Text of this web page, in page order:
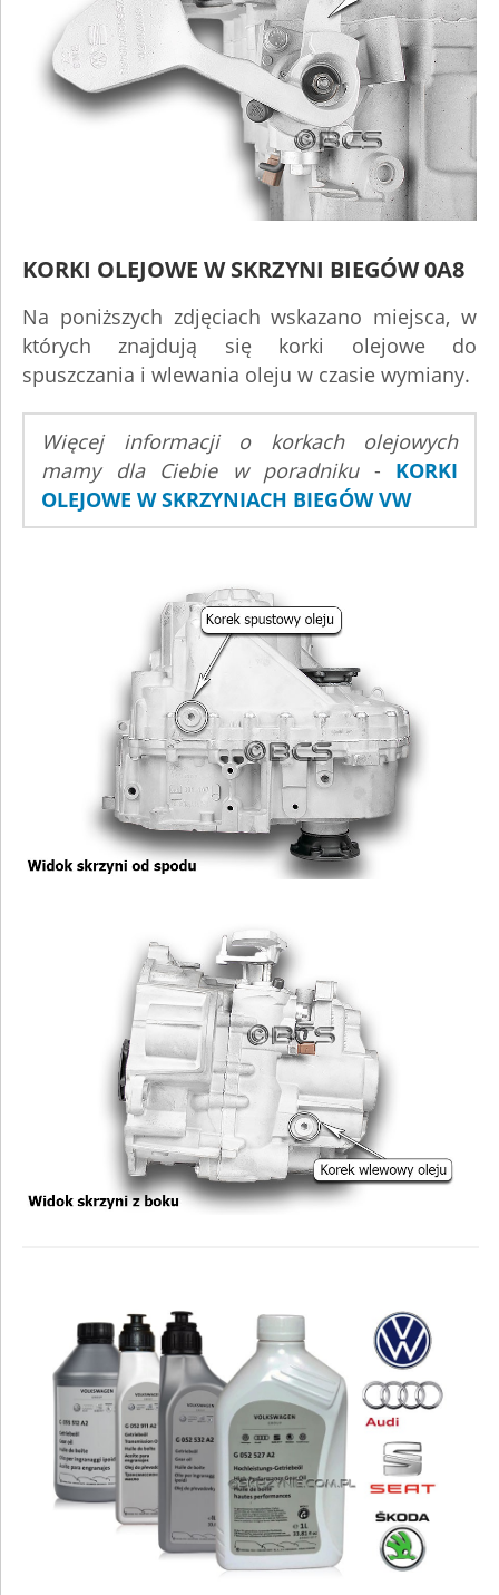
KORKI OLEJOWE W SKRZYNI BIEGÓW 0A8
Na poniższych zdjęciach wskazano miejsca, w
których znajdują się korki olejowe do
spuszczania i wlewania oleju w czasie wymiany.
Więcej informacji o korkach olejowych
mamy dla Ciebie w poradniku- KORKI
OLEJOWE W SKRZYNIACH BIEGÓW VW